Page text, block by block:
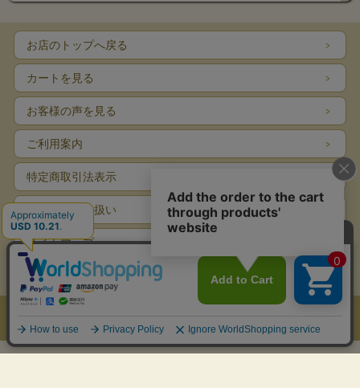
お店のトップへ戻る
カートを見る
お客様の声を見る
ご利用案内
特定商取引法表示
個人情報の取扱い
サイトマップ
お問い合わせ
Copyright (C) All Rights Reserved.